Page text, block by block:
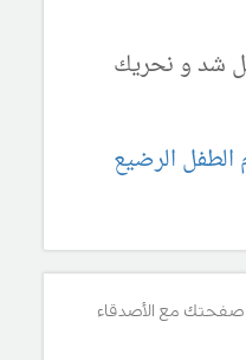
شد و نحريك
الرضيع
صفحتك مع الأصدقاء